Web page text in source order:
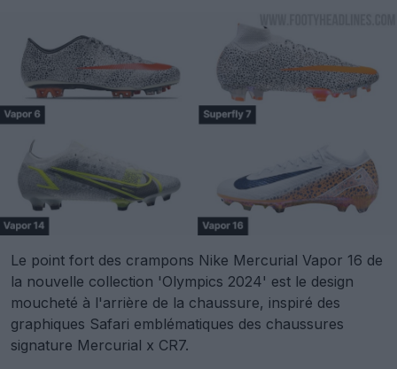
Le point fort des crampons Nike Mercurial Vapor 16 de
la nouvelle collection 'Olympics 2024' est le design
moucheté à l'arrière de la chaussure, inspiré des
graphiques Safari emblématiques des chaussures
signature Mercurial x CR7.